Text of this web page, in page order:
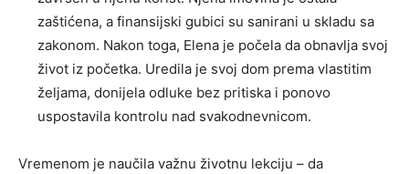
zaštićena, a finansijski gubici su sanirani u skladu sa
zakonom. Nakon toga, Elena je počela da obnavlja svoj
život iz početka. Uredila je svoj dom prema vlastitim
željama, donijela odluke bez pritiska i ponovo
uspostavila kontrolu nad svakodnevnicom.
Vremenom je naučila važnu životnu lekciju – da